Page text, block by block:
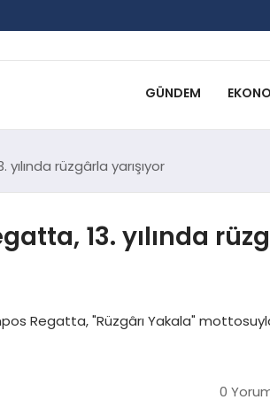
GÜNDEM
rüzgârla yarışıyor
13. yılında
Regatta, "Rüzgârı Yakala"
0